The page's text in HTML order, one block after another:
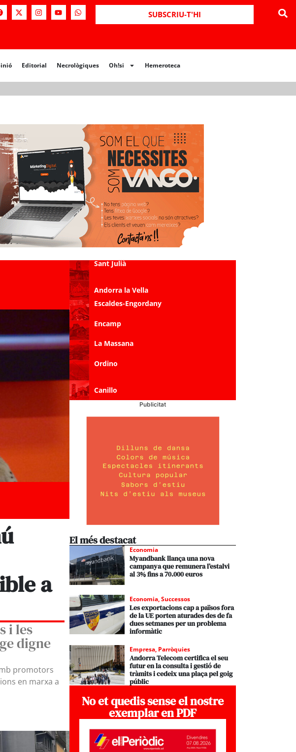
SUBSCRIU-T'HI
Editorial Necrològiques Oh!si Hemeroteca
Editorial Necrològiques Hemeroteca
a
i les
digne
promotors
en marxa a
Sant Julià
Andorra la Vella
Escaldes-Engordany
Encamp
La Massana
Ordino
Canillo
Publicitat
El més destacat
Economia
Myandbank llança una nova
campanya que remunera l’estalvi
al 3% fins a 70.000 euros
Economia,Successos
Les exportacions cap a països fora
de la UE porten aturades des de fa
dues setmanes per un problema
informàtic
Empresa, Parròquies
Andorra Telecom certifica el seu
futur en la consulta i gestió de
tràmits i cedeix una plaça pel goig
públic
No et quedis sense el nostre
exemplar en PDF